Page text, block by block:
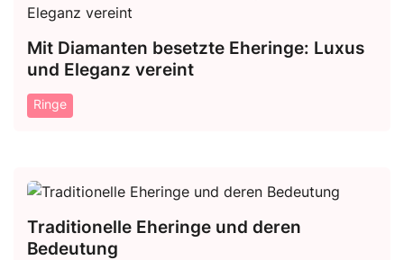
Mit Diamanten besetzte Eheringe: Luxus
und Eleganz vereint
Ringe
Traditionelle Eheringe und deren
Bedeutung